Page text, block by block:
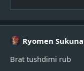
Ryomen Sukuna
Brat tushdimi rub